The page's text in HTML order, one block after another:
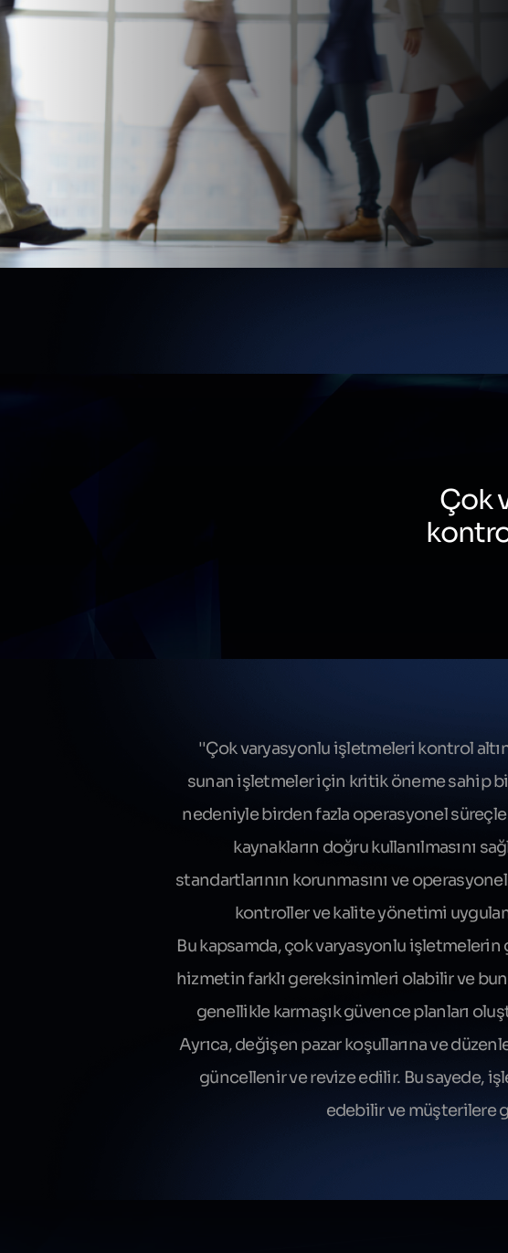
SAP danışmanlık kapsamı
Çok
''Çok varyasyonlu işletmeleri kontrol
sunan işletmeler için kritik öneme sahip
nedeniyle birden fazla operasyonel
kaynakların doğru kullanılmasını
standartlarının korunmasını ve
kontroller ve kalite yönetimi
Bu kapsamda, çok varyasyonlu işletmelerin
hizmetin farklı gereksinimleri olabilir ve
genellikle karmaşık güvence planları
Ayrıca, değişen pazar koşullarına ve
güncellenir ve revize edilir. Bu sayede,
edebilir ve müşterilere